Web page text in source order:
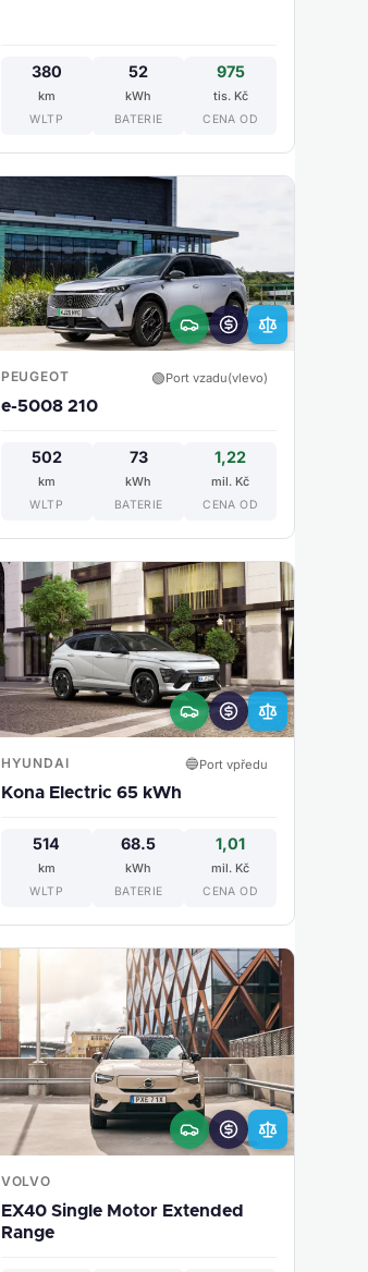
380
km
WLTP
52
kWh
BATERIE
975
tis. Kč
CENA OD
PEUGEOT 🟢Port vzadu(vlevo)
e-5008 210
502
km
WLTP
73
kWh
BATERIE
1,22
mil. Kč
CENA OD
HYUNDAI 🔵Port vpředu
Kona Electric 65 kWh
514
km
WLTP
68.5
kWh
BATERIE
1,01
mil. Kč
CENA OD
VOLVO
EX40 Single Motor Extended
Range